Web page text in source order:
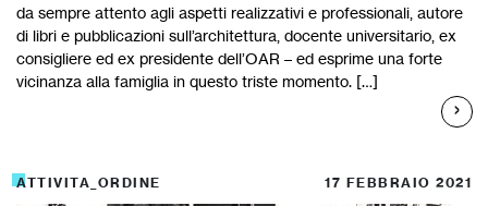
da sempre attento agli aspetti realizzativi e professionali, autore
di libri e pubblicazioni sull’architettura, docente universitario, ex
consigliere ed ex presidente dell’OAR – ed esprime una forte
vicinanza alla famiglia in questo triste momento. […]
ATTIVITA_ORDINE 17 FEBBRAIO 2021